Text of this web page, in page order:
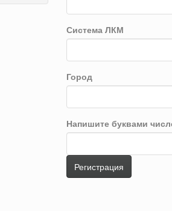
Система ЛКМ
Город
Напишите буквами
Регистрация